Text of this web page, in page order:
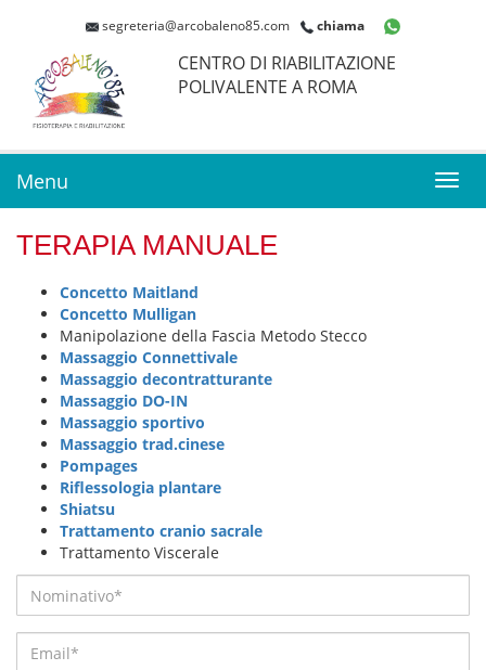
segreteria@arcobaleno85.com chiama
CENTRO DI RIABILITAZIONE
POLIVALENTE A ROMA
Menu
TERAPIA MANUALE
Concetto Maitland
Concetto Mulligan
Manipolazione della Fascia Metodo Stecco
Massaggio Connettivale
Massaggio decontratturante
Massaggio DO-IN
Massaggio sportivo
Massaggio trad.cinese
Pompages
Riflessologia plantare
Shiatsu
Trattamento cranio sacrale
Trattamento Viscerale